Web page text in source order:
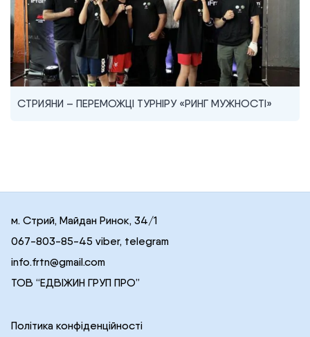
СТРИЯНИ – ПЕРЕМОЖЦІ ТУРНІРУ «РИНГ МУЖНОСТІ»
м. Стрий, Майдан Ринок, 34/1
067-803-85-45 viber, telegram
info.frtn@gmail.com
ТОВ “ЕДВІЖИН ГРУП ПРО”
Політика конфіденційності